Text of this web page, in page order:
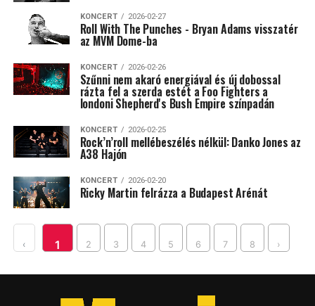
KONCERT 2026-02-27
Roll With The Punches - Bryan Adams visszatér
az MVM Dome-ba
KONCERT 2026-02-26
Szűnni nem akaró energiával és új dobossal
rázta fel a szerda estét a Foo Fighters a
londoni Shepherd's Bush Empire színpadán
KONCERT 2026-02-25
Rock’n’roll mellébeszélés nélkül: Danko Jones az
A38 Hajón
KONCERT 2026-02-20
Ricky Martin felrázza a Budapest Arénát
‹ 1 2 3 4 5 6 7 8 ›